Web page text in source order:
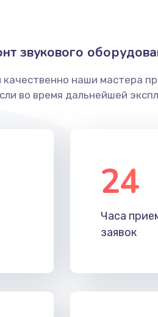
звукового
качественно наши мастера
во время дальнейшей
24
Часа
заявок